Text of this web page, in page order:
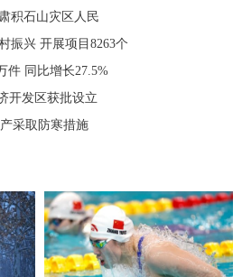
积石山灾区人民
振兴 开展项目8263个
件 同比增长27.5%
开发区获批设立
采取防寒措施